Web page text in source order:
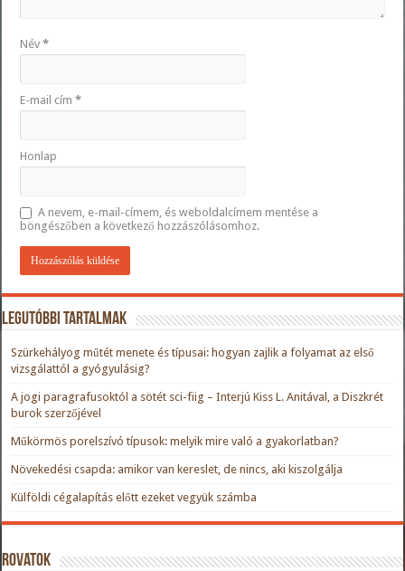
Név*
E-mail cím*
Honlap
A nevem, e-mail-címem, és weboldalcímem mentése a
böngészőben a következő hozzászólásomhoz.
Legutóbbi tartalmak
Szürkehályog műtét menete és típusai: hogyan zajlik a folyamat az első
vizsgálattól a gyógyulásig?
A jogi paragrafusoktól a sötét sci-fiig – Interjú Kiss L. Anitával, a Diszkrét
burok szerzőjével
Műkörmös porelszívó típusok: melyik mire való a gyakorlatban?
Növekedési csapda: amikor van kereslet, de nincs, aki kiszolgálja
Külföldi cégalapítás előtt ezeket vegyük számba
Rovatok